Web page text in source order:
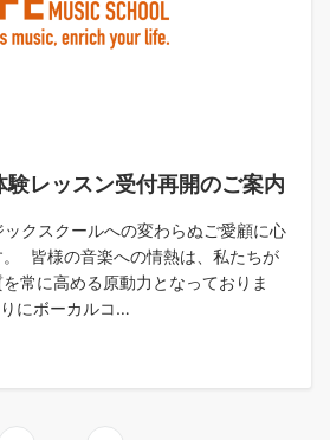
験レッスン受付再開のご案内
クスクールへの変わらぬご愛顧に心
。 皆様の音楽への情熱は、私たちが
常に高める原動力となっておりま
にボーカルコ…